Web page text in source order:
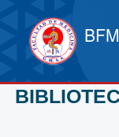
BFM